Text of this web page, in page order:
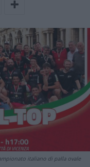
italiano di palla ovale